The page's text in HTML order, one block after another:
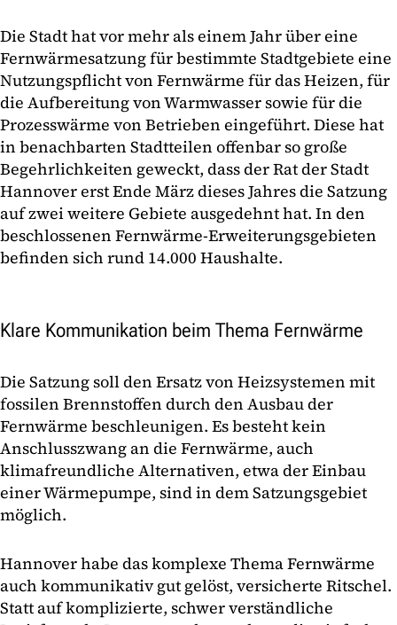
Die Stadt hat vor mehr als einem Jahr über eine
Fernwärmesatzung für bestimmte Stadtgebiete eine
Nutzungspflicht von Fernwärme für das Heizen, für
die Aufbereitung von Warmwasser sowie für die
Prozesswärme von Betrieben eingeführt. Diese hat
in benachbarten Stadtteilen offenbar so große
Begehrlichkeiten geweckt, dass der Rat der Stadt
Hannover erst Ende März dieses Jahres die Satzung
auf zwei weitere Gebiete ausgedehnt hat. In den
beschlossenen Fernwärme-Erweiterungsgebieten
befinden sich rund 14.000 Haushalte.
Klare Kommunikation beim Thema Fernwärme
Die Satzung soll den Ersatz von Heizsystemen mit
fossilen Brennstoffen durch den Ausbau der
Fernwärme beschleunigen. Es besteht kein
Anschlusszwang an die Fernwärme, auch
klimafreundliche Alternativen, etwa der Einbau
einer Wärmepumpe, sind in dem Satzungsgebiet
möglich.
Hannover habe das komplexe Thema Fernwärme
auch kommunikativ gut gelöst, versicherte Ritschel.
Statt auf komplizierte, schwer verständliche